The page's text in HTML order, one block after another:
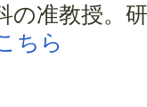
の准教授。
ちら